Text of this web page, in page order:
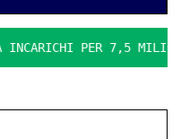
PER 7,5 MILIONI